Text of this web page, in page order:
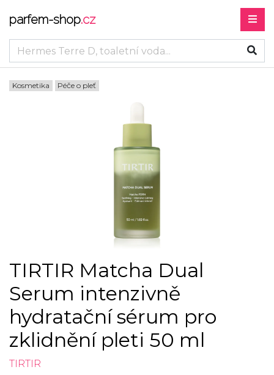
parfem-shop.cz
Kosmetika Péče o pleť
TIRTIR Matcha Dual
Serum intenzivně
hydratační sérum pro
zklidnění pleti 50 ml
TIRTIR